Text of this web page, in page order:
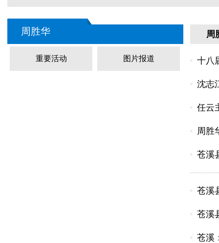
周胜华
重要活动 图片报道
周
十八
沈志
任云
周胜
苍溪
苍溪
苍溪
苍溪